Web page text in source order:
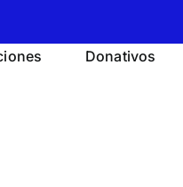
Donativos